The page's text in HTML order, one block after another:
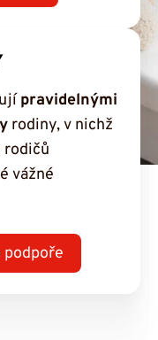
pravidelnými
rodiny, v nichž
rodičů
vážné
podpoře